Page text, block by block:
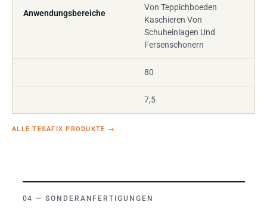
Anwendungsbereiche
Von Teppichboeden
Kaschieren Von
Schuheinlagen Und
Fersenschonern
80
7,5
ALLE TESAFIX PRODUKTE →
SONDERANFERTIGUNGEN